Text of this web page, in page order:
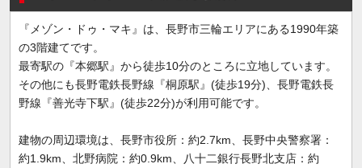
『メゾン・ドゥ・マキ』は、長野市三輪エリアにある1990年築
の3階建てです。
最寄駅の『本郷駅』から徒歩10分のところに立地しています。
その他にも長野電鉄長野線『桐原駅』(徒歩19分)、長野電鉄長
野線『善光寺下駅』(徒歩22分)が利用可能です。
建物の周辺環境は、長野市役所：約2.7km、長野中央警察署：
約1.9km、北野病院：約0.9km、八十二銀行長野北支店：約